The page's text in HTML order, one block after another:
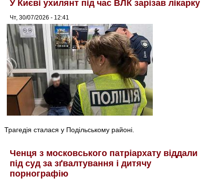
У Києві ухилянт під час ВЛК зарізав лікарку
Чт, 30/07/2026 - 12:41
Трагедія сталася у Подільському районі.
Ченця з московського патріархату віддали
під суд за зґвалтування і дитячу
порнографію